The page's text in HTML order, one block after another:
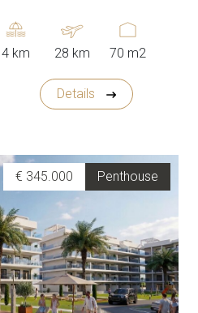
4 km 28 km 70 m2
Details
Penthouse
€ 345.000